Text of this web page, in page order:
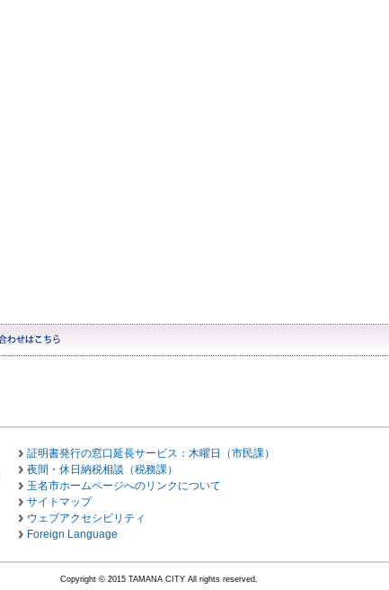
証明書発行の窓口延長サービス：木曜日（市民課）
夜間・休日納税相談（税務課）
玉名市ホームページへのリンクについて
サイトマップ
ウェブアクセシビリティ
Foreign Language
Copyright © 2015 TAMANA CITY All rights reserved.